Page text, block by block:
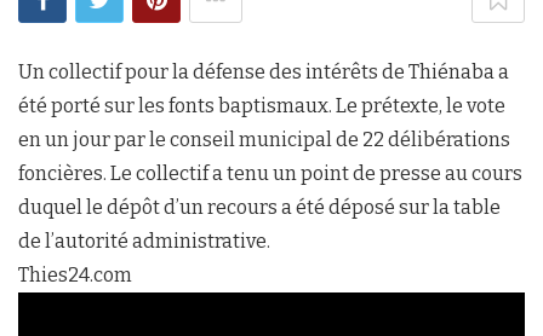
Un collectif pour la défense des intérêts de Thiénaba a
été porté sur les fonts baptismaux. Le prétexte, le vote
en un jour par le conseil municipal de 22 délibérations
foncières. Le collectif a tenu un point de presse au cours
duquel le dépôt d’un recours a été déposé sur la table
de l’autorité administrative.
Thies24.com